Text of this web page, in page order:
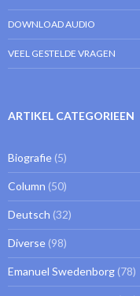
DOWNLOAD AUDIO
VEEL GESTELDE VRAGEN
ARTIKEL CATEGORIEEN
Biografie (5)
Column (50)
Deutsch (32)
Diverse (98)
Emanuel Swedenborg (78)